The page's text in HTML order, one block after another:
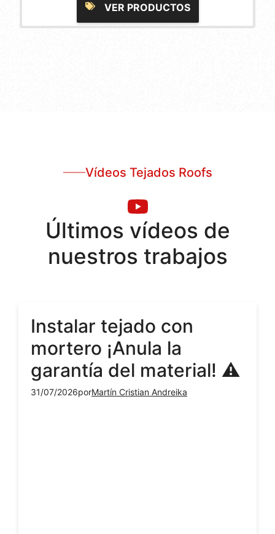
VER PRODUCTOS
Vídeos Tejados Roofs
Últimos vídeos de
nuestros trabajos
Instalar tejado con
mortero ¡Anula la
garantía del material! ⚠️
31/07/2026porMartín Cristian Andreika